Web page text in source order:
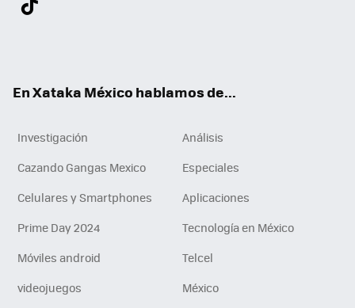
En Xataka México hablamos de...
Investigación
Análisis
Cazando Gangas Mexico
Especiales
Celulares y Smartphones
Aplicaciones
Prime Day 2024
Tecnología en México
Móviles android
Telcel
videojuegos
México